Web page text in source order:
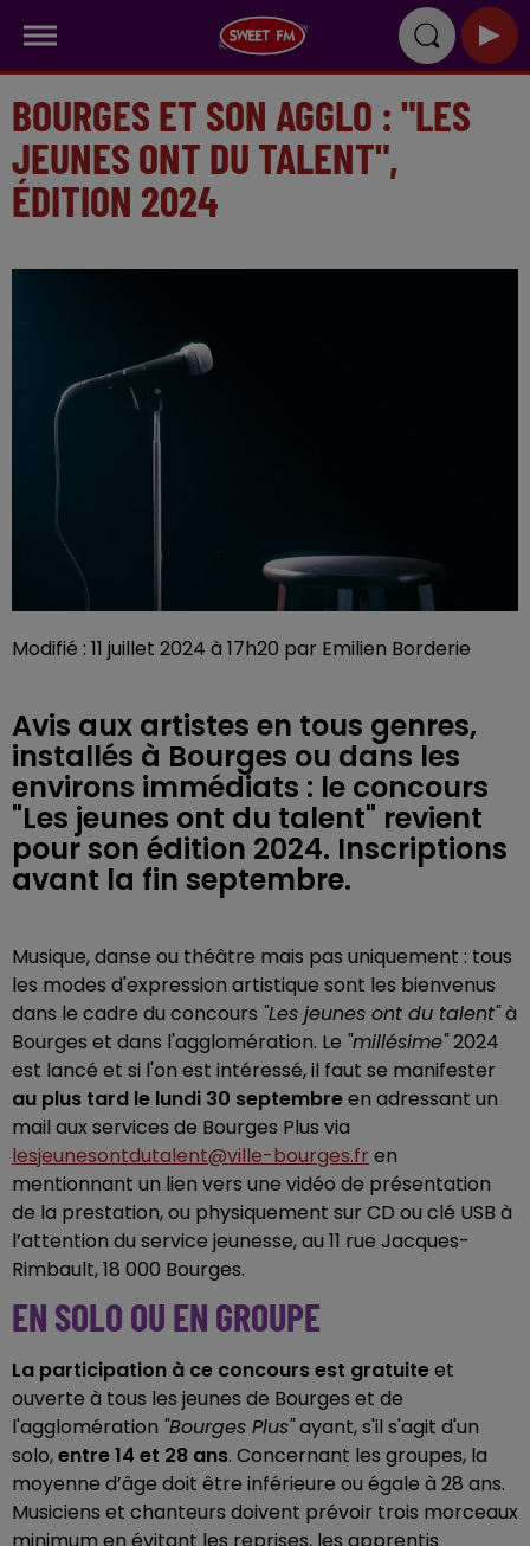
BOURGES ET SON AGGLO : "LES
JEUNES ONT DU TALENT",
ÉDITION 2024
Modifié : 11 juillet 2024 à 17h20 par Emilien Borderie
Avis aux artistes en tous genres,
installés à Bourges ou dans les
environs immédiats : le concours
"Les jeunes ont du talent" revient
pour son édition 2024. Inscriptions
avant la fin septembre.
Musique, danse ou théâtre mais pas uniquement : tous
les modes d'expression artistique sont les bienvenus
dans le cadre du concours "Les jeunes ont du talent"à
Bourges et dans l'agglomération. Le "millésime"2024
est lancé et si l'on est intéressé, il faut se manifester
au plus tard le lundi 30 septembreen adressant un
mail aux services de Bourges Plus via
lesjeunesontdutalent@ville-bourges.fr en
mentionnant un lien vers une vidéo de présentation
de la prestation, ou physiquement sur CD ou clé USB à
l’attention du service jeunesse, au 11 rue Jacques-
Rimbault, 18 000 Bourges.
EN SOLO OU EN GROUPE
La participation à ce concours est gratuiteet
ouverte à tous les jeunes de Bourges et de
l'agglomération "Bourges Plus"ayant, s'il s'agit d'un
solo,entre 14 et 28 ans. Concernant les groupes, la
moyenne d’âge doit être inférieure ou égale à 28 ans.
Musiciens et chanteurs doivent prévoir trois morceaux